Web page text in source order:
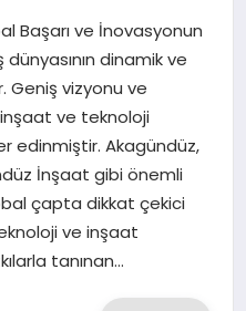
Başarı ve İnovasyonun
dünyasının dinamik ve
Geniş vizyonu ve
ve teknoloji
edinmiştir. Akagündüz,
İnşaat gibi önemli
çapta dikkat çekici
ve inşaat
tanınan…